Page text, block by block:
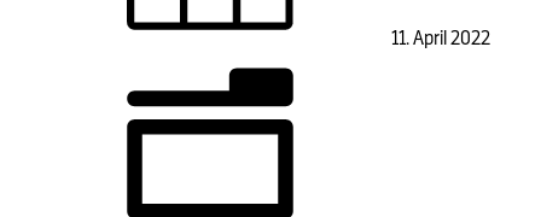
11. April 2022